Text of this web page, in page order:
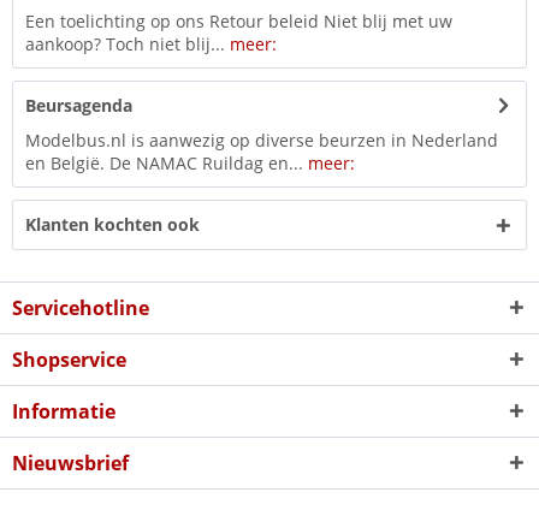
Een toelichting op ons Retour beleid Niet blij met uw
aankoop? Toch niet blij... meer:
Beursagenda
Modelbus.nl is aanwezig op diverse beurzen in Nederland
en België. De NAMAC Ruildag en... meer:
Klanten kochten ook
Servicehotline
Shopservice
Informatie
Nieuwsbrief